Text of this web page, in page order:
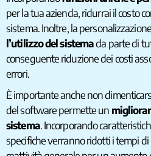
per la tua azienda, ridurrai il costo
sistema. Inoltre, la
l’utilizzo del sistemada parte di
conseguente riduzione dei costi
errori.
È importante anche non
del software permette un
sistema. Incorporando
specifiche verranno ridotti i tempi